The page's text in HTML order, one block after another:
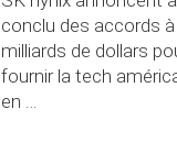
conclu des accords à
milliards de dollars
fournir la tech
en …